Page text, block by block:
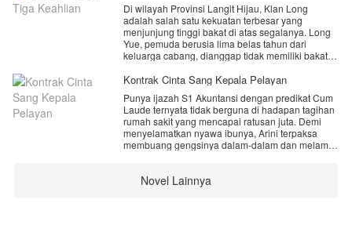
Tian berjalan dalam jalan yang penuh dengan
kesulitan...
Perjalanan yang akan membuat Lin Tian
selangkah demi selangkah menuju tahtanya untuk
para dewa dan penguasa seluruh alam langit!
Di wilayah Provinsi Langit Hijau, Klan Long
adalah salah satu kekuatan terbesar yang
menjunjung tinggi bakat di atas segalanya. Long
Yue, pemuda berusia lima belas tahun dari
keluarga cabang, dianggap tidak memiliki bakat
—kultivasi, alkimia, maupun pembentukan
penghinaan, dan diasingkan oleh seluruh anggota
klan bahkan keluarganya sendiri karena dianggap
beban yang tidak berguna. Saat kepala klan
mengusulkannya untuk dibuang di pertemuan
tahunan, Long Yue dengan berani mengumumkan
ada.
Kontrak Cinta Sang Kepala Pelayan
Punya ijazah S1 Akuntansi dengan predikat Cum
Laude ternyata tidak berguna di hadapan tagihan
rumah sakit yang mencapai ratusan juta. Demi
menyelamatkan nyawa ibunya, Arini terpaksa
membuang gengsinya dalam-dalam dan melamar
terkenal sedingin es kutub utara.Kerja keras Arini
yang super rapi dan cerdas perlahan menarik
Novel Lainnya